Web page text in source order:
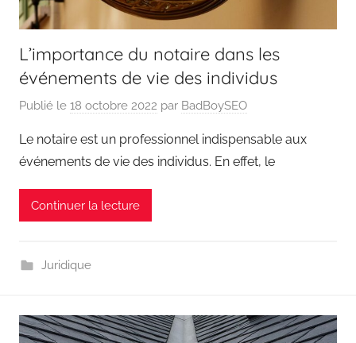
L’importance du notaire dans les
événements de vie des individus
Publié le 18 octobre 2022 par BadBoySEO
Le notaire est un professionnel indispensable aux
événements de vie des individus. En effet, le
Continuer la lecture
Juridique